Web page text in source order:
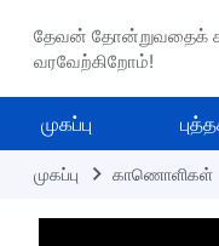
தேவன் தோன்றுவதைக்
வரவேற்கிறோம்!
முகப்பு
முகப்பு காணொளிகள்